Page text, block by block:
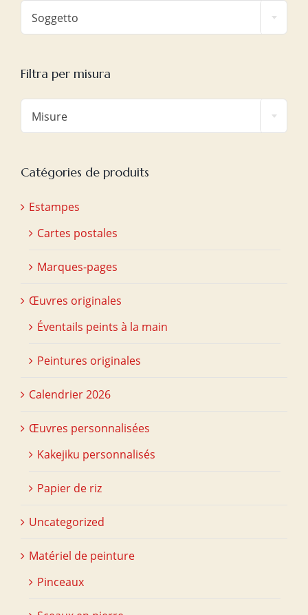
Soggetto
Filtra per misura
Misure
Catégories de produits
Estampes
Cartes postales
Marques-pages
Œuvres originales
Éventails peints à la main
Peintures originales
Calendrier 2026
Œuvres personnalisées
Kakejiku personnalisés
Papier de riz
Uncategorized
Matériel de peinture
Pinceaux